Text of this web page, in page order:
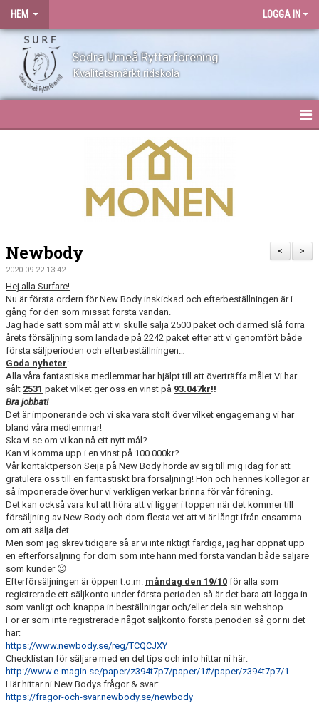
HEM LOGGA IN
Södra Umeå Ryttarförening
Kvalitetsmärkt ridskola
ANLÄGGNING
BLI MEDLEM
RIDHUSBOKNINGAR
IDEELLT ARBETE
PROVISIONSFÖRSÄLJNING
FRAMSTEG
BOTNIA HÄSTKLINIK
SURF-FONDEN
SURF-HÄNG
TORSDAGSDRESSYREN
BOKNINGAR
>
<
Newbody
2020-09-22 13:42
Hej alla Surfare!
Nu är första ordern för New Body inskickad och efterbeställningen är i
gång för den som missat första vändan.
Jag hade satt som mål att vi skulle sälja 2500 paket och därmed slå förra
årets försäljning som landade på 2242 paket efter att vi genomfört både
första säljperioden och efterbeställningen…
Goda nyheter:
Alla våra fantastiska medlemmar har hjälpt till att överträffa målet Vi har
sålt 2531 paket vilket ger oss en vinst på 93.047kr!!
Bra jobbat!
Det är imponerande och vi ska vara stolt över vilket engagemang vi har
bland våra medlemmar!
Ska vi se om vi kan nå ett nytt mål?
Kan vi komma upp i en vinst på 100.000kr?
Vår kontaktperson Seija på New Body hörde av sig till mig idag för att
gratulera oss till en fantastiskt bra försäljning! Hon och hennes kollegor är
så imponerade över hur vi verkligen verkar brinna för vår förening.
Det kan också vara kul att höra att vi ligger i toppen när det kommer till
försäljning av New Body och dom flesta vet att vi är långt ifrån ensamma
om att sälja det.
Men som jag skrev tidigare så är vi inte riktigt färdiga, jag har öppnat upp
en efterförsäljning för dom som inte hann med första vändan både säljare
som kunder 😉
Efterförsäljningen är öppen t.o.m. måndag den 19/10 för alla som
registrerade ett säljkonto under första perioden så är det bara att logga in
som vanligt och knappa in beställningar och/eller dela sin webshop.
För er som inte registrerade något säljkonto första perioden så gör ni det
här:
https://www.newbody.se/reg/TCQCJXY
Checklistan för säljare med en del tips och info hittar ni här:
http://www.e-magin.se/paper/z394t7p7/paper/1#/paper/z394t7p7/1
Här hittar ni New Bodys frågor & svar:
https://fragor-och-svar.newbody.se/newbody